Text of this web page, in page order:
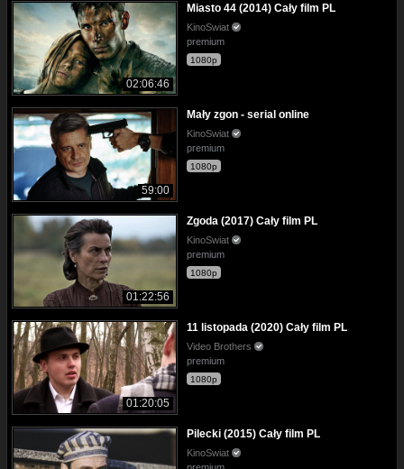
02:06:46
Miasto 44 (2014) Cały film PL
KinoSwiat
premium
1080p
59:00
Mały zgon - serial online
KinoSwiat
premium
1080p
01:22:56
Zgoda (2017) Cały film PL
KinoSwiat
premium
1080p
01:20:05
11 listopada (2020) Cały film PL
Video Brothers
premium
1080p
Pilecki (2015) Cały film PL
KinoSwiat